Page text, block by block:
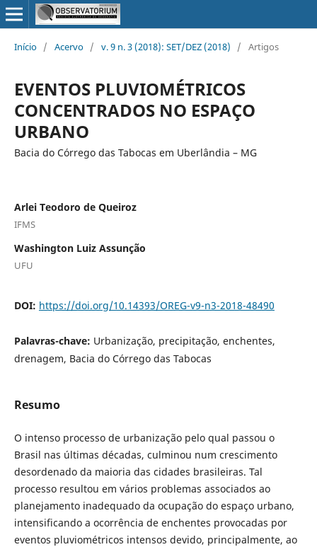
Início / Acervo / v. 9 n. 3 (2018): SET/DEZ (2018) / Artigos
EVENTOS PLUVIOMÉTRICOS
CONCENTRADOS NO ESPAÇO
URBANO
Bacia do Córrego das Tabocas em Uberlândia – MG
Arlei Teodoro de Queiroz
IFMS
Washington Luiz Assunção
UFU
DOI: https://doi.org/10.14393/OREG-v9-n3-2018-48490
Palavras-chave: Urbanização, precipitação, enchentes,
drenagem, Bacia do Córrego das Tabocas
Resumo
O intenso processo de urbanização pelo qual passou o
Brasil nas últimas décadas, culminou num crescimento
desordenado da maioria das cidades brasileiras. Tal
processo resultou em vários problemas associados ao
planejamento inadequado da ocupação do espaço urbano,
intensificando a ocorrência de enchentes provocadas por
eventos pluviométricos intensos devido, principalmente, ao